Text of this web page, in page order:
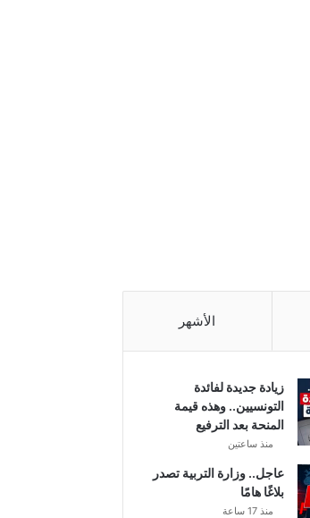
الأشهر
زيادة جديدة لفائدة
التونسيين.. وهذه قيمة
المنحة بعد الترفيع
منذ ساعتين
عاجل.. وزارة التربية تصدر
بلاغًا هامًا
منذ 17 ساعة